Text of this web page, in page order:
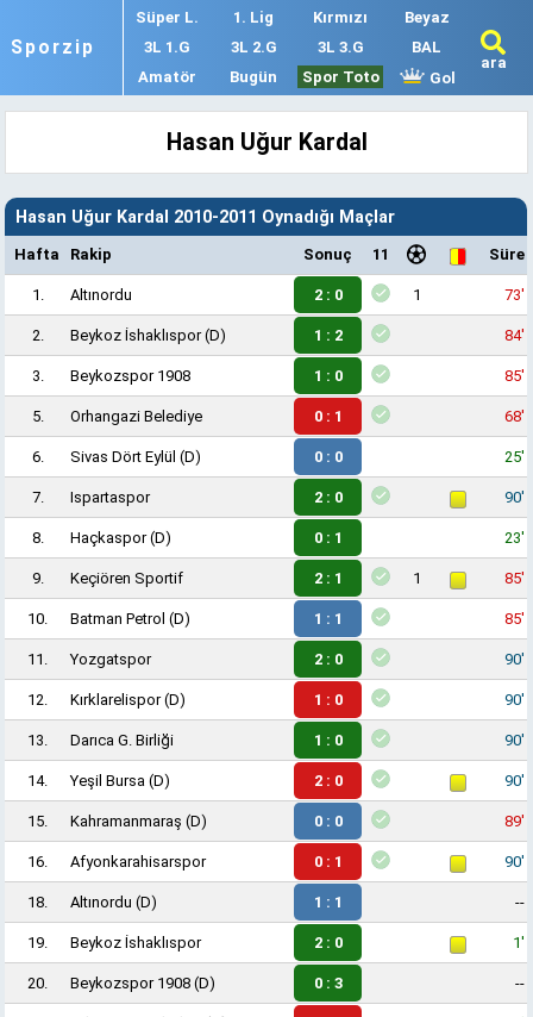
Sporzip
Süper L. 1. Lig Kırmızı
Beyaz
3L 1.G
3L 2.G 3L 3.G
BAL
Amatör
Bugün Spor Toto Gol
ara
Hasan Uğur Kardal
Hasan Uğur Kardal 2010-2011 Oynadığı Maçlar
Hafta Rakip Sonuç 11 Süre
1. Altınordu 2 : 0 1 73'
2. Beykoz İshaklıspor(D) 1 : 2 84'
3. Beykozspor 1908 1 : 0 85'
5. Orhangazi Belediye 0 : 1 68'
6. Sivas Dört Eylül (D) 0 : 0 25'
7. Ispartaspor 2 : 0 90'
8. Haçkaspor(D) 0 : 1 23'
9. Keçiören Sportif 2 : 1 1 85'
10. Batman Petrol (D) 1 : 1 85'
11. Yozgatspor 2 : 0 90'
12. Kırklarelispor(D) 1 : 0 90'
13. Darıca G. Birliği 1 : 0 90'
14. Yeşil Bursa (D) 2 : 0 90'
15. Kahramanmaraş (D) 0 : 0 89'
16. Afyonkarahisarspor 0 : 1 90'
18. Altınordu (D) 1 : 1 --
19. Beykoz İshaklıspor 2 : 0 1'
20. Beykozspor 1908 (D) 0 : 3 --